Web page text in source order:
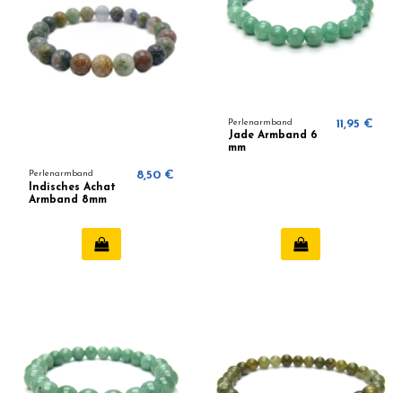
Perlenarmband
Indisches Achat
Armband 8mm
8,50 €
Perlenarmband
Jade Armband 6
mm
11,95 €